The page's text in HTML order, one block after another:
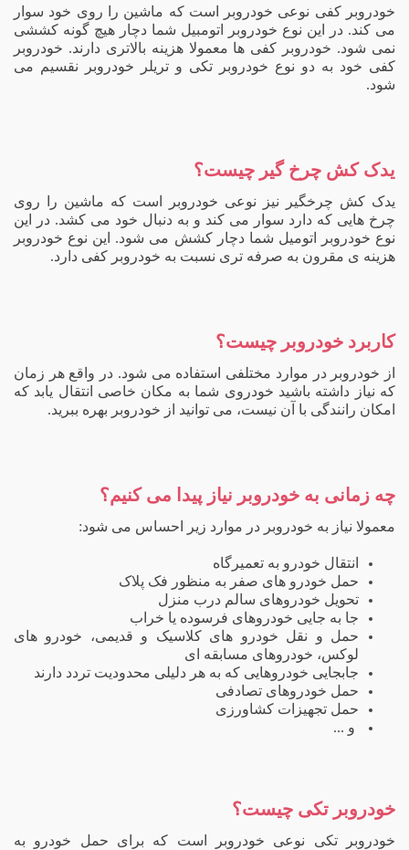
خودروبر کفی نوعی خودروبر است که ماشین را روی خود سوار
می کند. در این نوع خودروبر اتومبیل شما دچار هیچ گونه کششی
نمی شود. خودروبر کفی ها معمولا هزینه بالاتری دارند. خودروبر
کفی خود به دو نوع خودروبر تکی و تریلر خودروبر نقسیم می
شود.
یدک کش چرخ گیر چیست؟
یدک کش چرخگیر نیز نوعی خودروبر است که ماشین را روی
چرخ هایی که دارد سوار می کند و به دنبال خود می کشد. در این
نوع خودروبر اتومیل شما دچار کشش می شود. این نوع خودروبر
هزینه ی مقرون به صرفه تری نسبت به خودروبر کفی دارد.
کاربرد خودروبر چیست؟
از خودروبر در موارد مختلفی استفاده می شود. در واقع هر زمان
که نیاز داشته باشید خودروی شما به مکان خاصی انتقال یابد که
امکان رانندگی با آن نیست، می توانید از خودروبر بهره ببرید.
چه زمانی به خودروبر نیاز پیدا می کنیم؟
معمولا نیاز به خودروبر در موارد زیر احساس می شود:
انتقال خودرو به تعمیرگاه
حمل خودرو های صفر به منظور فک پلاک
تحویل خودروهای سالم درب منزل
جا به جایی خودروهای فرسوده یا خراب
حمل و نقل خودرو های کلاسیک و قدیمی، خودرو های
لوکس، خودروهای مسابقه ای
جابجایی خودروهایی که به هر دلیلی محدودیت تردد دارند
حمل خودروهای تصادفی
حمل تجهیزات کشاورزی
و ...
خودروبر تکی چیست؟
خودروبر تکی نوعی خودروبر است که برای حمل خودرو به